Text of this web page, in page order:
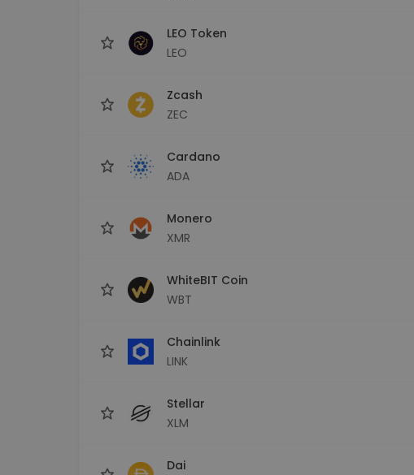
LEO Token
LEO
Zcash
ZEC
Cardano
ADA
Monero
XMR
WhiteBIT Coin
WBT
Chainlink
LINK
Stellar
XLM
Dai